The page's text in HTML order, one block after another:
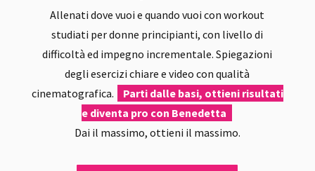
Allenati dove vuoi e quando vuoi con workout
studiati per donne principianti, con livello di
difficoltà ed impegno incrementale. Spiegazioni
degli esercizi chiare e video con qualità
cinematografica.
Parti dalle basi, ottieni risultati
e diventa pro con Benedetta
Dai il massimo, ottieni il massimo.